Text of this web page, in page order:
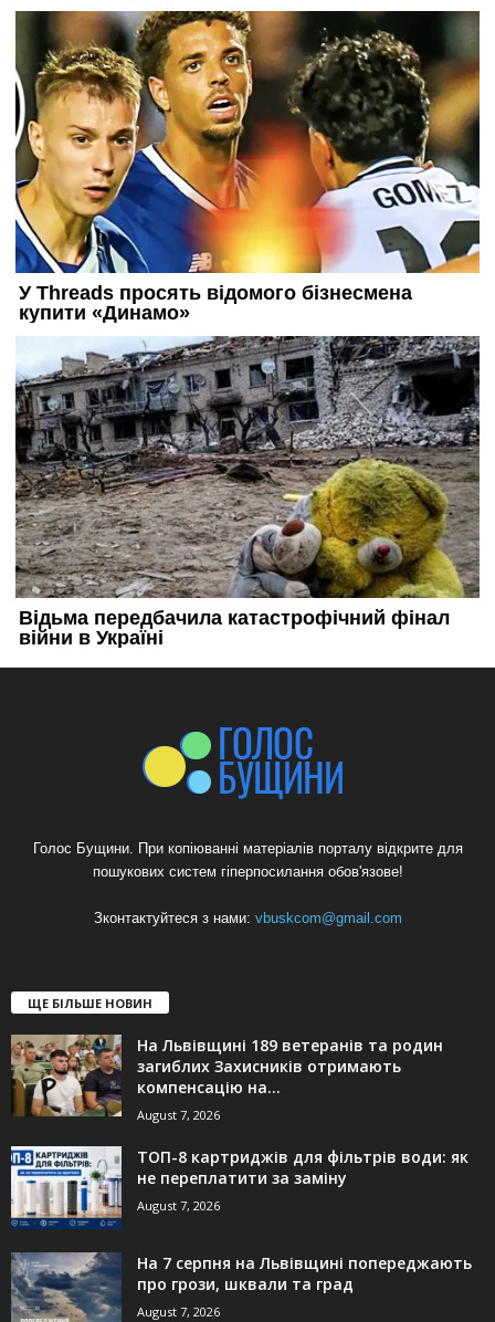
Голос Бущини. При копіюванні матеріалів порталу відкрите для
пошукових систем гіперпосилання обов'язове!
Зконтактуйтеся з нами: vbuskcom@gmail.com
ЩЕ БІЛЬШЕ НОВИН
На Львівщині 189 ветеранів та родин
загиблих Захисників отримають
компенсацію на...
August 7, 2026
ТОП-8 картриджів для фільтрів води: як
не переплатити за заміну
August 7, 2026
На 7 серпня на Львівщині попереджають
про грози, шквали та град
August 7, 2026